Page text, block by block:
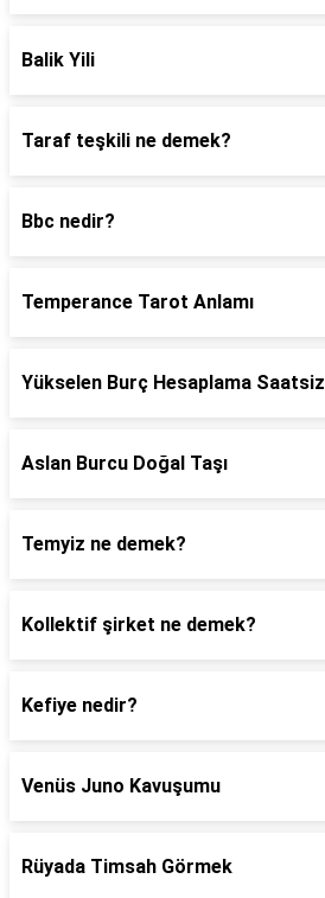
Balik Yili
Taraf teşkili ne demek?
Bbc nedir?
Temperance Tarot Anlamı
Yükselen Burç Hesaplama Saatsiz
Aslan Burcu Doğal Taşı
Temyiz ne demek?
Kollektif şirket ne demek?
Kefiye nedir?
Venüs Juno Kavuşumu
Rüyada Timsah Görmek